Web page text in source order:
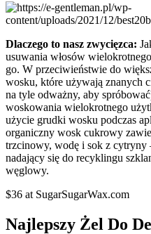
Dlaczego to nasz zwycięzca:
usuwania włosów
go. W przeciwieństwie do
wosku, które używają znanych
na tyle odważny, aby
woskowania wielokrotnego
użycie grudki wosku podczas
organiczny wosk cukrowy
trzcinowy, wodę i sok z cytryny
nadający się do recyklingu
węglowy.
$36 at SugarSugarWax.com
Najlepszy Żel Do